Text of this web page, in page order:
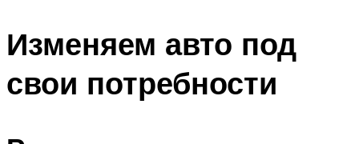
Изменяем авто под
свои потребности